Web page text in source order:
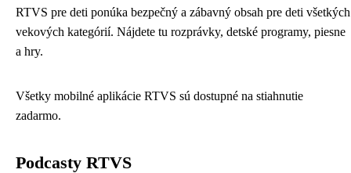
RTVS pre deti ponúka bezpečný a zábavný obsah pre deti všetkých
vekových kategórií. Nájdete tu rozprávky, detské programy, piesne
a hry.
Všetky mobilné aplikácie RTVS sú dostupné na stiahnutie
zadarmo.
Podcasty RTVS